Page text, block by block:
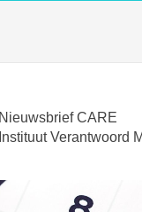
Nieuwsbrief CARE
Instituut Verantwoord